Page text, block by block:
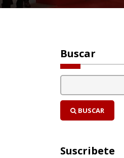
Buscar
BUSCAR
Suscribete